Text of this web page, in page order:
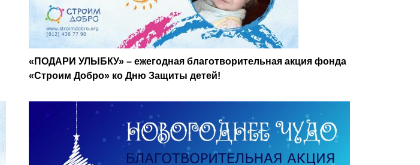
«ПОДАРИ УЛЫБКУ» – ежегодная благотворительная акция фонда
«Строим Добро» ко Дню Защиты детей!